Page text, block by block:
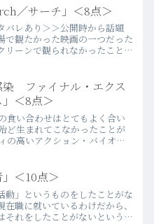
期間に起きた少女誘拐殺人事件
る群像サスペンス…more
／サーチ」＜8点＞
バレあり＞＞公開時から話題
で観たかった映画の一つだった
リーンで観られなかったことは
ことを意味するが、この映画は
句なしに“面白い！…more
染 ファイナル・エクス
＜8点＞
食い合わせはとてもよく合い
ど生まれてこなかったことが
の高いアクション・バイオレ
」＜10点＞
動」というものをしたことがな
在職に就いているわけだから、
それをしたことがないというの